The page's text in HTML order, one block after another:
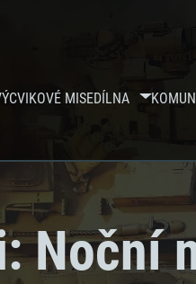
MISEDÍLNA
Noční